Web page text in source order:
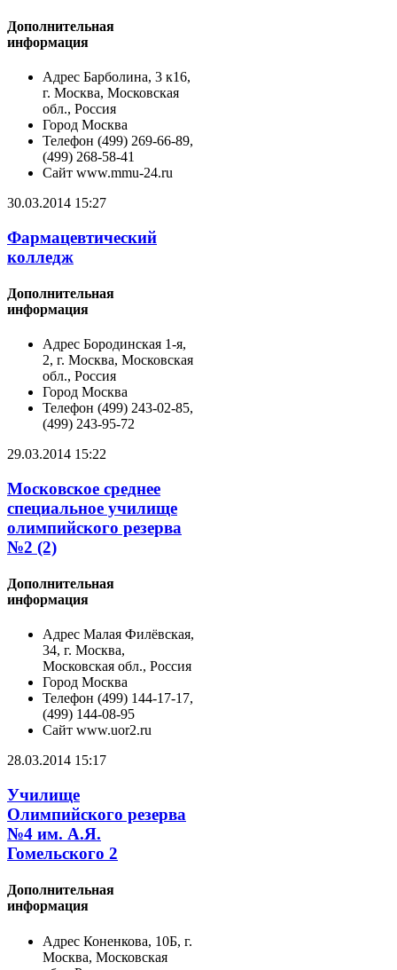
Дополнительная
информация
Адрес Барболина, 3 к16,
г. Москва, Московская
обл., Россия
Город Москва
Телефон (499) 269-66-89,
(499) 268-58-41
Сайт www.mmu-24.ru
30.03.2014 15:27
Фармацевтический
колледж
Дополнительная
информация
Адрес Бородинская 1-я,
2, г. Москва, Московская
обл., Россия
Город Москва
Телефон (499) 243-02-85,
(499) 243-95-72
29.03.2014 15:22
Московское среднее
специальное училище
олимпийского резерва
№2 (2)
Дополнительная
информация
Адрес Малая Филёвская,
34, г. Москва,
Московская обл., Россия
Город Москва
Телефон (499) 144-17-17,
(499) 144-08-95
Сайт www.uor2.ru
28.03.2014 15:17
Училище
Олимпийского резерва
№4 им. А.Я.
Гомельского 2
Дополнительная
информация
Адрес Коненкова, 10Б, г.
Москва, Московская